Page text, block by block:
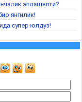
эплашяпти?
янгилик!
супер юлдуз!